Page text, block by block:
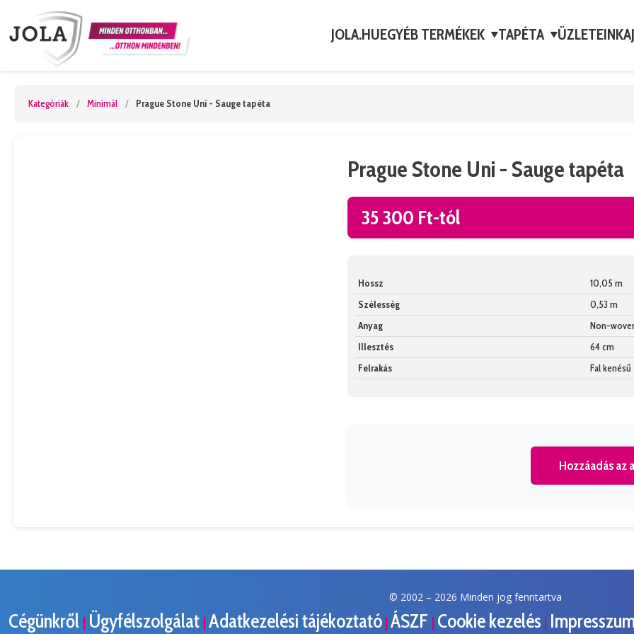
JOLA.HUEGYÉB TERMÉKEK ▼TAPÉTA ▼ÜZLETEINK
Kategóriák / Minimál / Prague Stone Uni - Sauge tapéta
Prague Stone Uni - Sauge tapéta
35 300 Ft-tól
Hossz
10,05 m
Szélesség
0,53 m
Anyag
Non-
Illesztés
64 cm
Felrakás
Fal kenésű
Hozzáadás az
© 2002 – 2026 Minden jog fenntartva
Cégünkről | Ügyfélszolgálat | Adatkezelési tájékoztató | ÁSZF | Cookie kezelés |